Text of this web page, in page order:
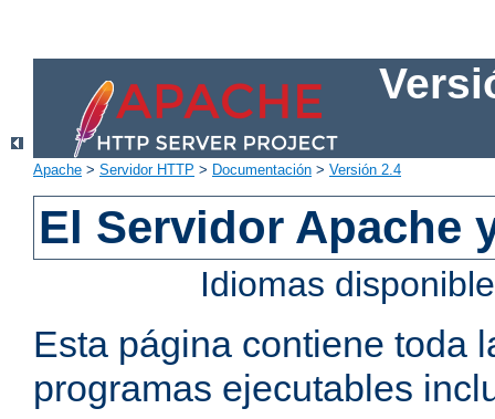
Apache > Servidor HTTP > Documentación > Versión 2.4
El Servidor Apache
Idiomas
Esta página contiene toda
programas ejecutables